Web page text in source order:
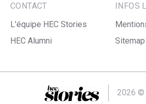
CONTACT
L'équipe HEC Stories
HEC Alumni
INFOS
Sitemap
2026 ©